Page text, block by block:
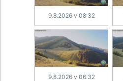
9.8.2026 v 08:32
9.8.2026 v 06:32